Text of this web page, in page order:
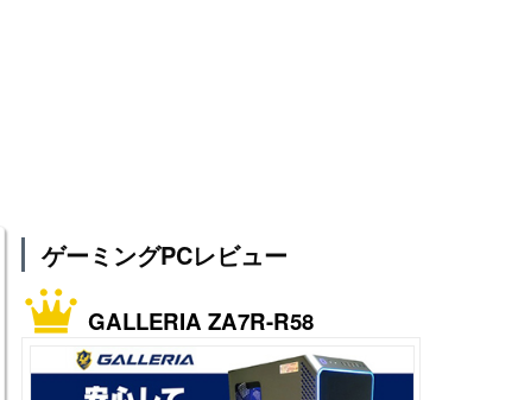
ゲーミングPCレビュー
GALLERIA ZA7R-R58